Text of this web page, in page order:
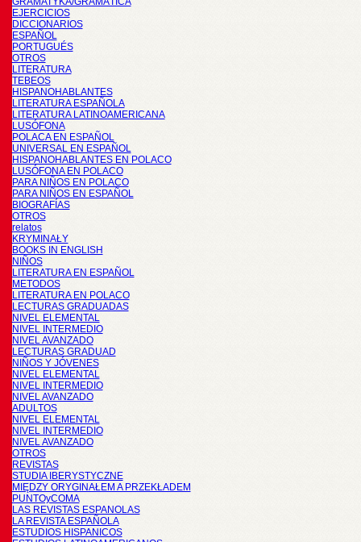
EJERCICIOS
DICCIONARIOS
ESPAÑOL
PORTUGUÉS
OTROS
LITERATURA
TEBEOS
HISPANOHABLANTES
LITERATURA ESPAÑOLA
LITERATURA LATINOAMERICANA
LUSÓFONA
POLACA EN ESPAÑOL
UNIVERSAL EN ESPAÑOL
HISPANOHABLANTES EN POLACO
LUSÓFONA EN POLACO
PARA NIÑOS EN POLACO
PARA NIÑOS EN ESPAÑOL
BIOGRAFÍAS
OTROS
relatos
KRYMINAŁY
BOOKS IN ENGLISH
NIÑOS
LITERATURA EN ESPAÑOL
METODOS
LITERATURA EN POLACO
LECTURAS GRADUADAS
NIVEL ELEMENTAL
NIVEL INTERMEDIO
NIVEL AVANZADO
LECTURAS GRADUAD
NIÑOS Y JÓVENES
NIVEL ELEMENTAL
NIVEL INTERMEDIO
NIVEL AVANZADO
ADULTOS
NIVEL ELEMENTAL
NIVEL INTERMEDIO
NIVEL AVANZADO
OTROS
REVISTAS
STUDIA IBERYSTYCZNE
MIĘDZY ORYGINAŁEM A PRZEKŁADEM
PUNTOyCOMA
LAS REVISTAS ESPANOLAS
LA REVISTA ESPAÑOLA
ESTUDIOS HISPANICOS